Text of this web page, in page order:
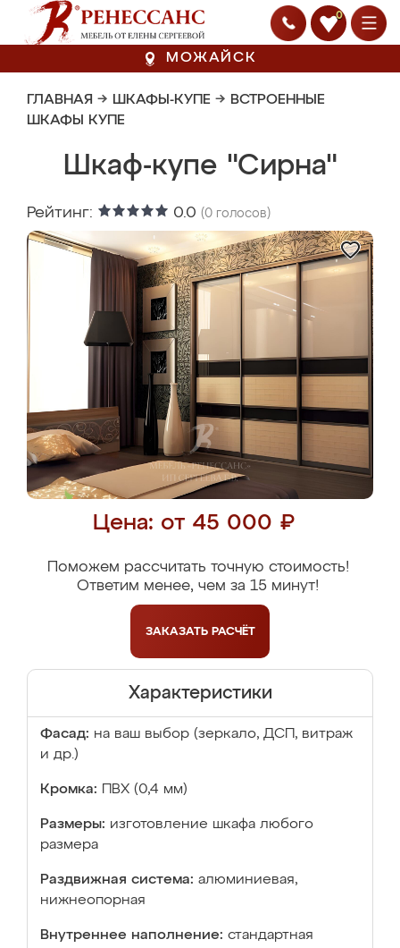
0
МОЖАЙСК
ГЛАВНАЯ → ШКАФЫ-КУПЕ → ВСТРОЕННЫЕ
ШКАФЫ КУПЕ
Шкаф-купе "Сирна"
Рейтинг: 0.0 (0 голосов)
Цена: от 45 000 ₽
Поможем рассчитать точную стоимость!
Ответим менее, чем за 15 минут!
ЗАКАЗАТЬ РАСЧЁТ
Характеристики
Фасад: на ваш выбор (зеркало, ДСП, витраж
и др.)
Кромка: ПВХ (0,4 мм)
Размеры: изготовление шкафа любого
размера
Раздвижная система: алюминиевая,
нижнеопорная
Внутреннее наполнение: стандартная